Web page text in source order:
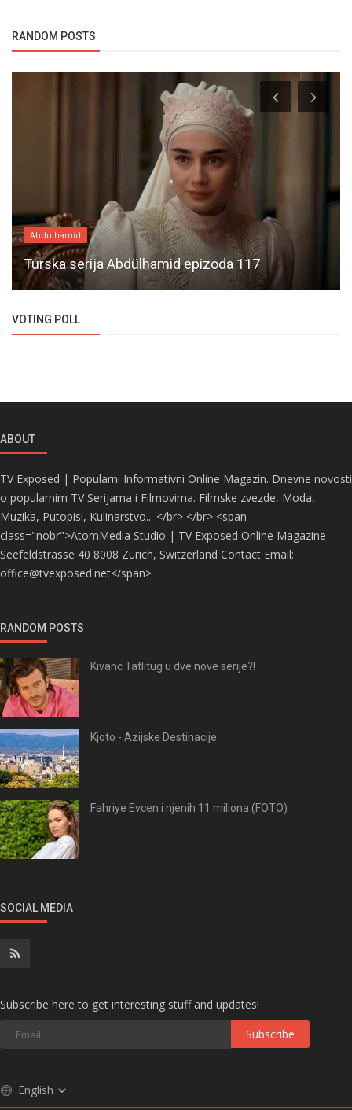
RANDOM POSTS
Abdulhamid
Turska serija Abdülhamid epizoda 117
VOTING POLL
ABOUT
TV Exposed | Popularni Informativni Online Magazin. Dnevne novosti
o popularnim TV Serijama i Filmovima. Filmske zvezde, Moda,
Muzika, Putopisi, Kulinarstvo... </br> </br> <span
class="nobr">AtomMedia Studio | TV Exposed Online Magazine
Seefeldstrasse 40 8008 Zürich, Switzerland Contact Email:
office@tvexposed.net</span>
RANDOM POSTS
Kivanc Tatlitug u dve nove serije?!
Kjoto - Azijske Destinacije
Fahriye Evcen i njenih 11 miliona (FOTO)
SOCIAL MEDIA
Subscribe here to get interesting stuff and updates!
Subscribe
English